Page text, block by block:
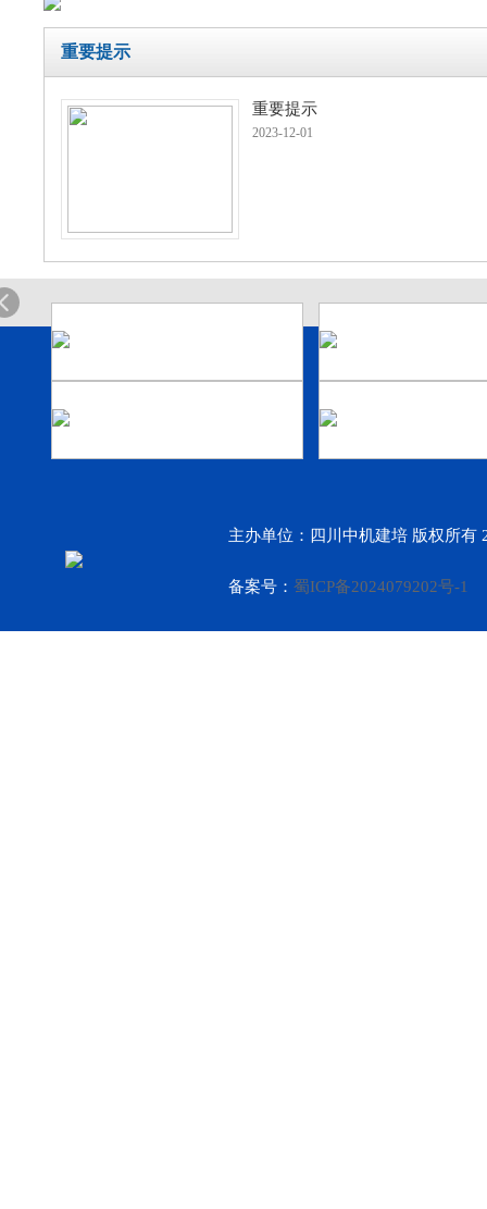
重要提示
重要提示
2023-12-01
主办单位：四川中机建培 版权所有
备案号： 蜀ICP备2024079202号-1